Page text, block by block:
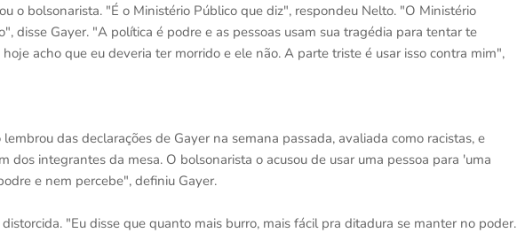
o bolsonarista. "É o Ministério Público que diz", respondeu Nelto. "O Ministério
disse Gayer. "A política é podre e as pessoas usam sua tragédia para tentar te
acho que eu deveria ter morrido e ele não. A parte triste é usar isso contra mim",
das declarações de Gayer na semana passada, avaliada como racistas, e
dos integrantes da mesa. O bolsonarista o acusou de usar uma pessoa para 'uma
e nem percebe", definiu Gayer.
"Eu disse que quanto mais burro, mais fácil pra ditadura se manter no poder.